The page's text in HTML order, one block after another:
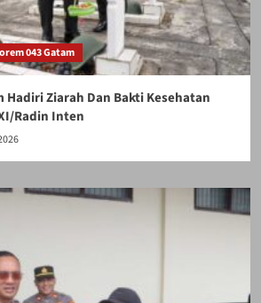
043 Gatam
Hadiri Ziarah Dan Bakti Kesehatan
Radin Inten